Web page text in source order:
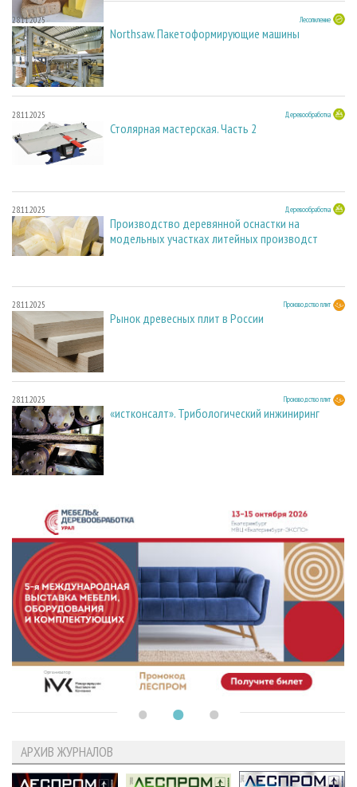
28.11.2025 Лесопиление
Northsaw. Пакетоформирующие машины
28.11.2025 Деревообработка
Столярная мастерская. Часть 2
28.11.2025 Деревообработка
Производство деревянной оснастки на
модельных участках литейных производст
28.11.2025 Производство плит
Рынок древесных плит в России
28.11.2025 Производство плит
«истконсалт». Трибологический инжиниринг
АРХИВ ЖУРНАЛОВ